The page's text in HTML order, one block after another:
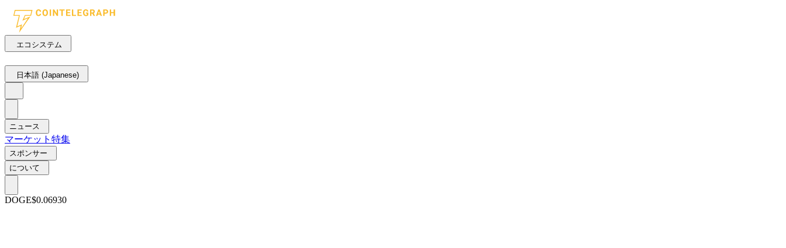
エコシステム
日本語 (Japanese)
ニュース
マーケット 特集
スポンサー
について
DOGE$0.06930